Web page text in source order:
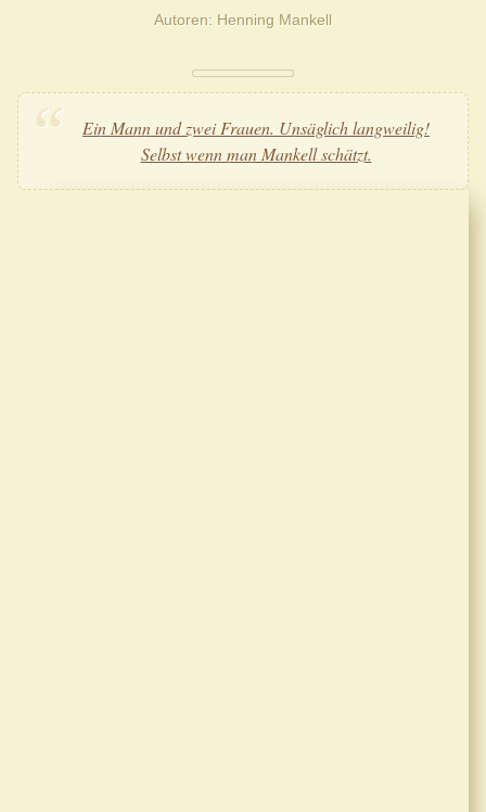
Autoren Henning Mankell
Ein Mann und zwei Frauen. Unsäglich langweilig!
Selbst wenn man Mankell schätzt.